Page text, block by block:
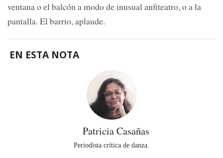
ventana o el balcón a modo de inusual anfiteatro, o a la
pantalla. El barrio, aplaude.
EN ESTA NOTA
Patricia Casañas
Periodista crítica de danza.